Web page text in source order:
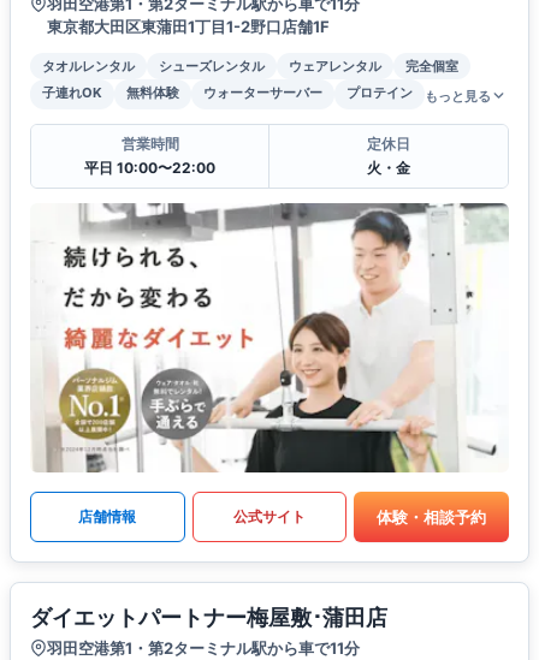
東京都大田区東蒲田1丁目1-2野口店舗1F
タオルレンタル シューズレンタル ウェアレンタル
完全個室
子連れOK
無料体験 ウォーターサーバー プロテイン もっと見る
営業時間
平日 10:00〜22:00
定休日
火・金
店舗情報 公式サイト 体験・相談予約
ダイエットパートナー梅屋敷･蒲田店
羽田空港第1・第2ターミナル駅から車で11分